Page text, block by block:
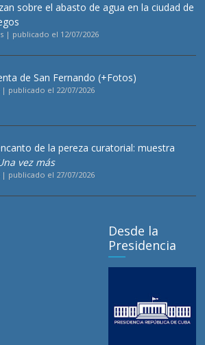
sobre el abasto de agua en la ciudad de
| publicado el 12/07/2026
de San Fernando (+Fotos)
| publicado el 22/07/2026
de la pereza curatorial: muestra
vez más
| publicado el 27/07/2026
Desde la
Presidencia